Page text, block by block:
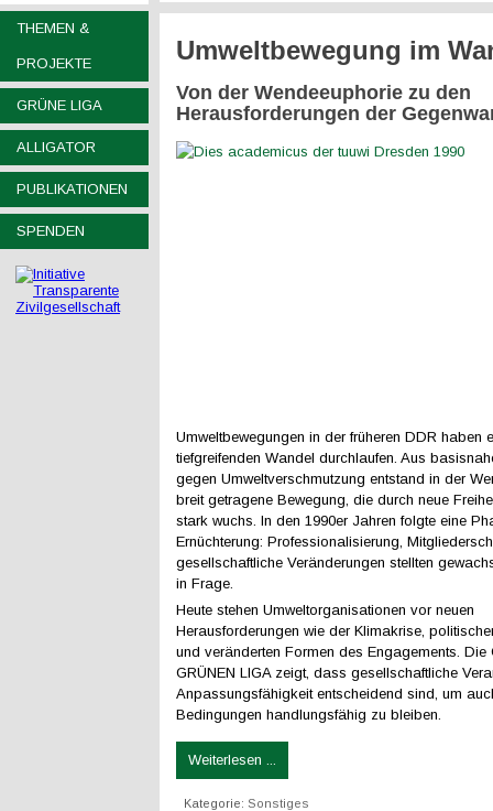
THEMEN &
PROJEKTE
GRÜNE LIGA
ALLIGATOR
PUBLIKATIONEN
SPENDEN
Umweltbewegung im
Von der Wendeeuphorie zu den
Herausforderungen der
Umweltbewegungen in der früheren DDR haben
tiefgreifenden Wandel durchlaufen. Aus
gegen Umweltverschmutzung entstand in der
breit getragene Bewegung, die durch neue
stark wuchs. In den 1990er Jahren folgte eine
Ernüchterung: Professionalisierung,
gesellschaftliche Veränderungen stellten
in Frage.
Heute stehen Umweltorganisationen vor neuen
Herausforderungen wie der Klimakrise,
und veränderten Formen des Engagements. Die
GRÜNEN LIGA zeigt, dass gesellschaftliche
Anpassungsfähigkeit entscheidend sind, um
Bedingungen handlungsfähig zu bleiben.
Weiterlesen ...
Kategorie: Sonstiges